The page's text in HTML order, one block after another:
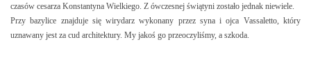
czasów cesarza Konstantyna Wielkiego. Z ówczesnej świątyni zostało jednak niewiele.
Przy bazylice znajduje się wirydarz wykonany przez syna i ojca Vassaletto, który
uznawany jest za cud architektury. My jakoś go przeoczyliśmy, a szkoda.